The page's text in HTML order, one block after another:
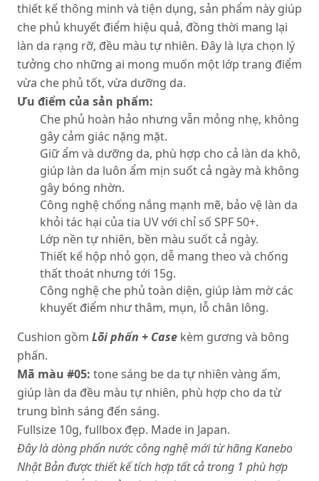
thiết kế thông minh và tiện dụng, sản phẩm này giúp
che phủ khuyết điểm hiệu quả, đồng thời mang lại
làn da rạng rỡ, đều màu tự nhiên. Đây là lựa chọn lý
tưởng cho những ai mong muốn một lớp trang điểm
vừa che phủ tốt, vừa dưỡng da.
Ưu điểm của sản phẩm:
Che phủ hoàn hảo nhưng vẫn mỏng nhẹ, không
gây cảm giác nặng mặt.
Giữ ẩm và dưỡng da, phù hợp cho cả làn da khô,
giúp làn da luôn ẩm mịn suốt cả ngày mà không
gây bóng nhờn.
Công nghệ chống nắng mạnh mẽ, bảo vệ làn da
khỏi tác hại của tia UV với chỉ số SPF 50+.
Lớp nền tự nhiên, bền màu suốt cả ngày.
Thiết kế hộp nhỏ gọn, dễ mang theo và chống
thất thoát nhưng tới 15g.
Công nghệ che phủ toàn diện, giúp làm mờ các
khuyết điểm như thâm, mụn, lỗ chân lông.
Cushion gồm Lõi phấn + Case kèm gương và bông
phấn.
Mã màu #05: tone sáng be da tự nhiên vàng ấm,
giúp làn da đều màu tự nhiên, phù hợp cho da từ
trung bình sáng đến sáng.
Fullsize 10g, fullbox đẹp. Made in Japan.
Đây là dòng phấn nước công nghệ mới từ hãng Kanebo
Nhật Bản được thiết kế tích hợp tất cả trong 1 phù hợp